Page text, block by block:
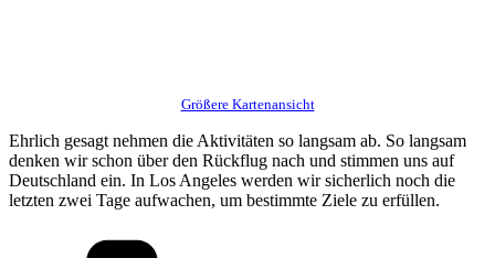
Größere Kartenansicht
Ehrlich gesagt nehmen die Aktivitäten so langsam ab. So langsam
denken wir schon über den Rückflug nach und stimmen uns auf
Deutschland ein. In Los Angeles werden wir sicherlich noch die
letzten zwei Tage aufwachen, um bestimmte Ziele zu erfüllen.